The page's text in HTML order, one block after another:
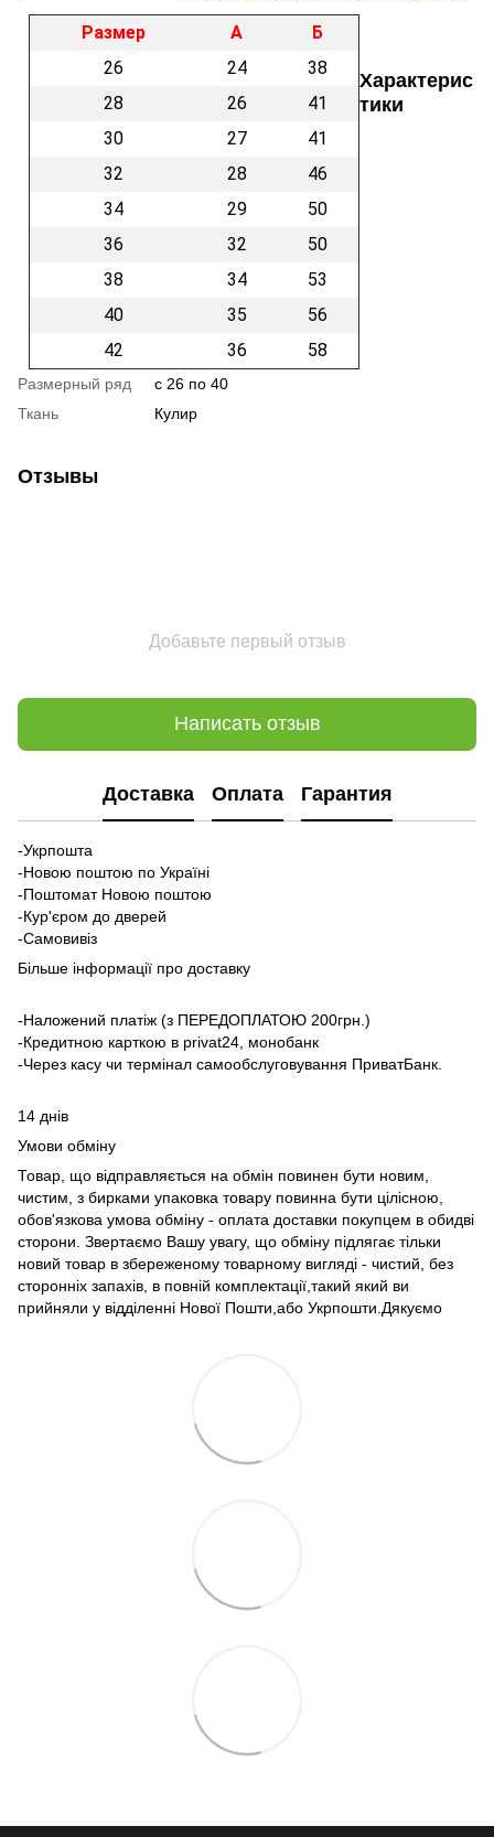
Размер
А
Б
26
24
38
28
26
41
30
27
41
32
28
46
34
29
50
36
32
50
38
34
53
40
35
56
42
36 58
Характерис
тики
Размерный ряд
с 26 по 40
Ткань
Кулир
Отзывы
Добавьте первый отзыв
Написать отзыв
Доставка Оплата Гарантия
-Укрпошта
-Новою поштою по Україні
-Поштомат Новою поштою
-Кур'єром до дверей
-Самовивіз
Більше інформації про доставку
-Наложений платіж (з ПЕРЕДОПЛАТОЮ 200грн.)
-Кредитною карткою в privat24, монобанк
-Через касу чи термінал самообслуговування ПриватБанк.
14 днів
Умови обміну
Товар, що відправляється на обмін повинен бути новим,
чистим, з бирками упаковка товару повинна бути цілісною,
обов'язкова умова обміну - оплата доставки покупцем в обидві
сторони. Звертаємо Вашу увагу, що обміну підлягає тільки
новий товар в збереженому товарному вигляді - чистий, без
сторонніх запахів, в повній комплектації,такий який ви
прийняли у відділенні Нової Пошти,або Укрпошти.Дякуємо